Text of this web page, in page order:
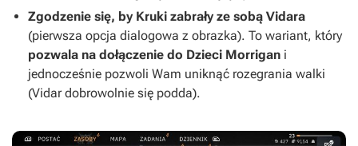
Zgodzenie się, by Kruki zabrały ze sobą Vidara
(pierwsza opcja dialogowa z obrazka). To wariant, który
pozwala na dołączenie do Dzieci Morrigan i
jednocześnie pozwoli Wam uniknąć rozegrania walki
(Vidar dobrowolnie się podda).